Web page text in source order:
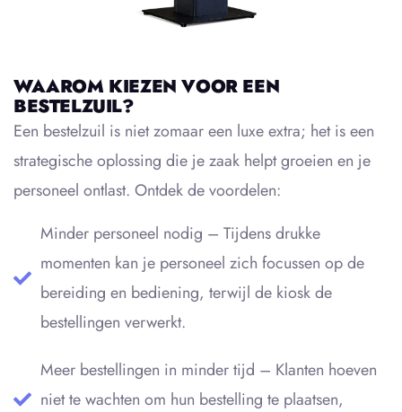
WAAROM KIEZEN VOOR EEN
BESTELZUIL?
Een bestelzuil is niet zomaar een luxe extra; het is een
strategische oplossing die je zaak helpt groeien en je
personeel ontlast. Ontdek de voordelen:
Minder personeel nodig – Tijdens drukke
momenten kan je personeel zich focussen op de
bereiding en bediening, terwijl de kiosk de
bestellingen verwerkt.
Meer bestellingen in minder tijd – Klanten hoeven
niet te wachten om hun bestelling te plaatsen,